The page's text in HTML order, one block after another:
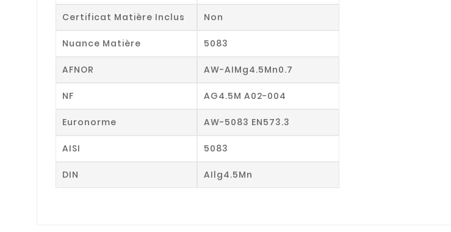
Certificat Matière Inclus Non
Nuance Matière 5083
AFNOR AW-AIMg4.5Mn0.7
NF AG4.5M A02-004
Euronorme AW-5083 EN573.3
AISI 5083
DIN AIlg4.5Mn